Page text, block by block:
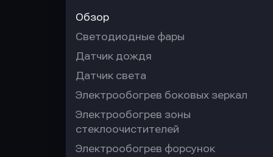
Обзор
Светодиодные фары
Датчик дождя
Датчик света
Электрообогрев боковых зеркал
Электрообогрев зоны
стеклоочистителей
Электрообогрев форсунок